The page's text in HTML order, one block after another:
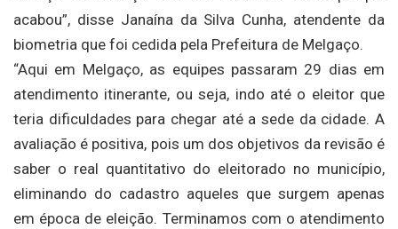
acabou”, disse Janaína da Silva Cunha, atendente da
biometria que foi cedida pela Prefeitura de Melgaço.
“Aqui em Melgaço, as equipes passaram 29 dias em
atendimento itinerante, ou seja, indo até o eleitor que
teria dificuldades para chegar até a sede da cidade. A
avaliação é positiva, pois um dos objetivos da revisão é
saber o real quantitativo do eleitorado no município,
eliminando do cadastro aqueles que surgem apenas
em época de eleição. Terminamos com o atendimento